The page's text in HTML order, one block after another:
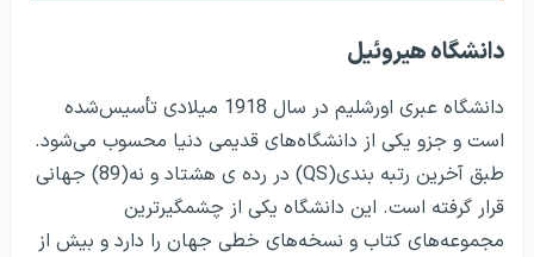
دانشگاه هیروئیل
دانشگاه عبری اورشلیم در سال 1918 میلادی تأسیس‌شده
است و جزو یکی از دانشگاه‌های قدیمی دنیا محسوب می‌شود.
طبق آخرین رتبه بندی(QS) در رده ی هشتاد و نه(89) جهانی
قرار گرفته است. این دانشگاه یکی از چشمگیرترین
مجموعه‌های کتاب و نسخه‌های خطی جهان را دارد و بیش از